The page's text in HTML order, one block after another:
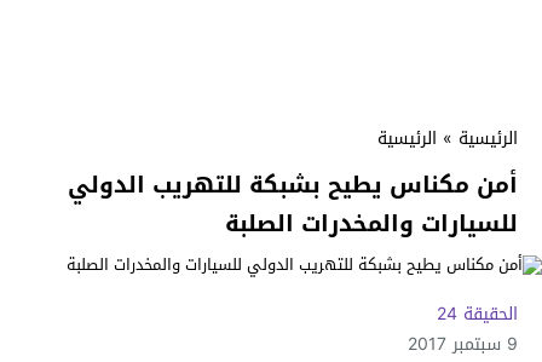
الرئيسية » الرئيسية
أمن مكناس يطيح بشبكة للتهريب الدولي
للسيارات والمخدرات الصلبة
الحقيقة 24
9 سبتمبر 2017